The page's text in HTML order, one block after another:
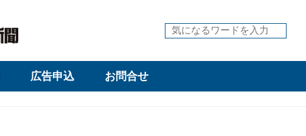
広告申込 お問合せ